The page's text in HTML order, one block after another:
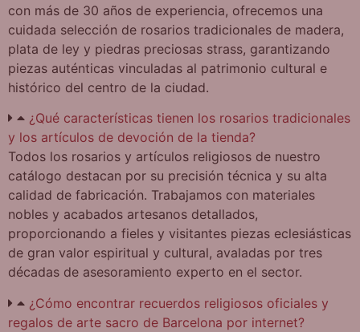
con más de 30 años de experiencia, ofrecemos una
cuidada selección de rosarios tradicionales de madera,
plata de ley y piedras preciosas strass, garantizando
piezas auténticas vinculadas al patrimonio cultural e
histórico del centro de la ciudad.
¿Qué características tienen los rosarios tradicionales
y los artículos de devoción de la tienda?
Todos los rosarios y artículos religiosos de nuestro
catálogo destacan por su precisión técnica y su alta
calidad de fabricación. Trabajamos con materiales
nobles y acabados artesanos detallados,
proporcionando a fieles y visitantes piezas eclesiásticas
de gran valor espiritual y cultural, avaladas por tres
décadas de asesoramiento experto en el sector.
¿Cómo encontrar recuerdos religiosos oficiales y
regalos de arte sacro de Barcelona por internet?